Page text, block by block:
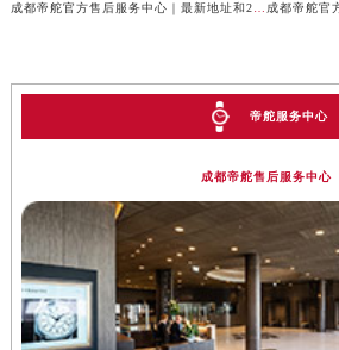
成都帝舵官方售后服务中心｜最新地址和24小时售后电话权威信息公示（2026年7月最新）
帝舵服务中心
成都帝舵售后服务中心